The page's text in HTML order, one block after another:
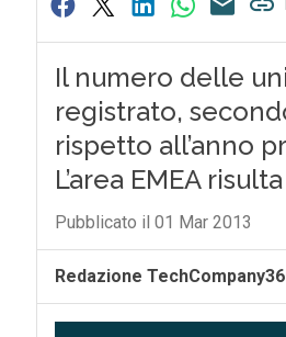
Il numero delle
registrato,
rispetto all’anno
L’area EMEA
Pubblicato il 01 Mar 2013
Redazione